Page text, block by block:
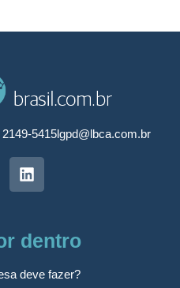
2149-5415lgpd@lbca.com.br
dentro
deve fazer?